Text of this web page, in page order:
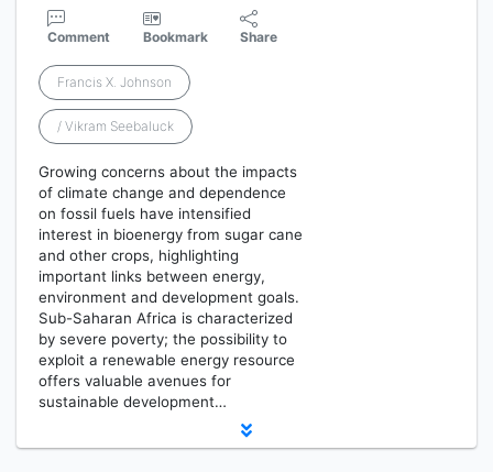
Comment Bookmark Share
Francis X. Johnson
/ Vikram Seebaluck
Growing concerns about the impacts
of climate change and dependence
on fossil fuels have intensified
interest in bioenergy from sugar cane
and other crops, highlighting
important links between energy,
environment and development goals.
Sub-Saharan Africa is characterized
by severe poverty; the possibility to
exploit a renewable energy resource
offers valuable avenues for
sustainable development…